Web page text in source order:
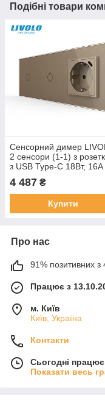
Подібні товари
Сенсорний димер
2 сенсори (1-1) з
з USB Type-C 18Вт, 16A
230V, заземлення,
скло
4 487 ₴
Купити
Про нас
91% позитивних з
Працює з
м. Київ
Київ, Україна
Контакти
Сьогодні
Показати весь